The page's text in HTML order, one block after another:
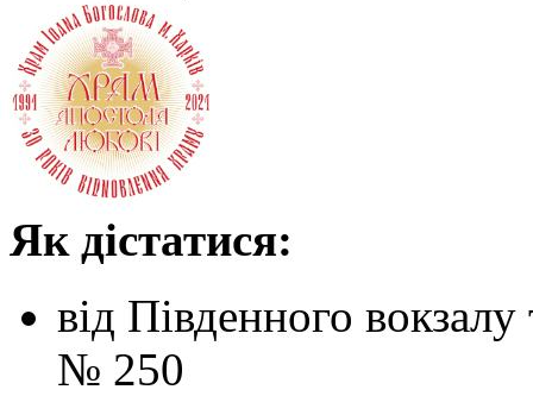
Як дістатися:
від Південного вокзалу
№ 250